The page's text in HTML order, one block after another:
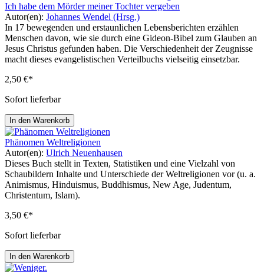
Ich habe dem Mörder meiner Tochter vergeben
Autor(en): Johannes Wendel (Hrsg.)
In 17 bewegenden und erstaunlichen Lebensberichten erzählen
Menschen davon, wie sie durch eine Gideon-Bibel zum Glauben an
Jesus Christus gefunden haben. Die Verschiedenheit der Zeugnisse
macht dieses evangelistischen Verteilbuchs vielseitig einsetzbar.
2,50 €*
Sofort lieferbar
In den Warenkorb
Phänomen Weltreligionen
Autor(en): Ulrich Neuenhausen
Dieses Buch stellt in Texten, Statistiken und eine Vielzahl von
Schaubildern Inhalte und Unterschiede der Weltreligionen vor (u. a.
Animismus, Hinduismus, Buddhismus, New Age, Judentum,
Christentum, Islam).
3,50 €*
Sofort lieferbar
In den Warenkorb